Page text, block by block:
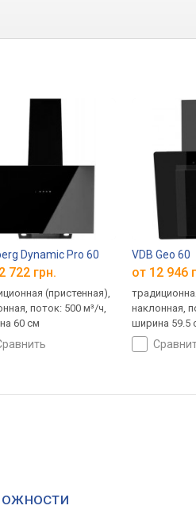
Dynamic Pro 60
722 грн.
(пристенная),
поток: 500 м³/ч,
60 см
сравнить
VDB Geo 60
от 12 946
наклонная,
ширина 59.5